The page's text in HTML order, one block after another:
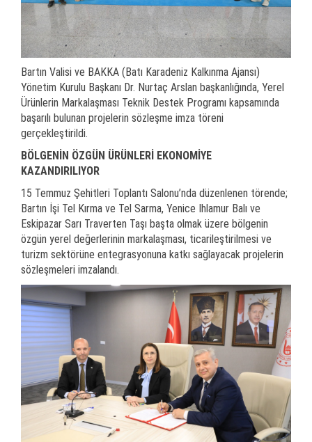
Bartın Valisi ve BAKKA (Batı Karadeniz Kalkınma Ajansı)
Yönetim Kurulu Başkanı Dr. Nurtaç Arslan başkanlığında, Yerel
Ürünlerin Markalaşması Teknik Destek Programı kapsamında
başarılı bulunan projelerin sözleşme imza töreni
gerçekleştirildi.
BÖLGENİN ÖZGÜN ÜRÜNLERİ EKONOMİYE
KAZANDIRILIYOR
15 Temmuz Şehitleri Toplantı Salonu’nda düzenlenen törende;
Bartın İşi Tel Kırma ve Tel Sarma, Yenice Ihlamur Balı ve
Eskipazar Sarı Traverten Taşı başta olmak üzere bölgenin
özgün yerel değerlerinin markalaşması, ticarileştirilmesi ve
turizm sektörüne entegrasyonuna katkı sağlayacak projelerin
sözleşmeleri imzalandı.